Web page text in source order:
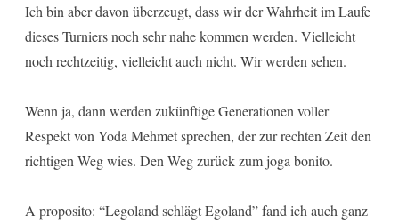
Ich bin aber davon überzeugt, dass wir der Wahrheit im Laufe
dieses Turniers noch sehr nahe kommen werden. Vielleicht
noch rechtzeitig, vielleicht auch nicht. Wir werden sehen.
Wenn ja, dann werden zukünftige Generationen voller
Respekt von Yoda Mehmet sprechen, der zur rechten Zeit den
richtigen Weg wies. Den Weg zurück zum joga bonito.
A proposito: “Legoland schlägt Egoland” fand ich auch ganz